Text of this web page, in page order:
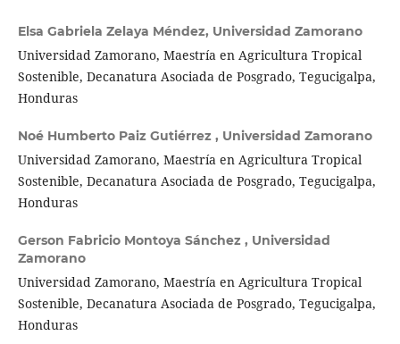
Elsa Gabriela Zelaya Méndez, Universidad Zamorano
Universidad Zamorano, Maestría en Agricultura Tropical
Sostenible, Decanatura Asociada de Posgrado, Tegucigalpa,
Honduras
Noé Humberto Paiz Gutiérrez , Universidad Zamorano
Universidad Zamorano, Maestría en Agricultura Tropical
Sostenible, Decanatura Asociada de Posgrado, Tegucigalpa,
Honduras
Gerson Fabricio Montoya Sánchez , Universidad
Zamorano
Universidad Zamorano, Maestría en Agricultura Tropical
Sostenible, Decanatura Asociada de Posgrado, Tegucigalpa,
Honduras